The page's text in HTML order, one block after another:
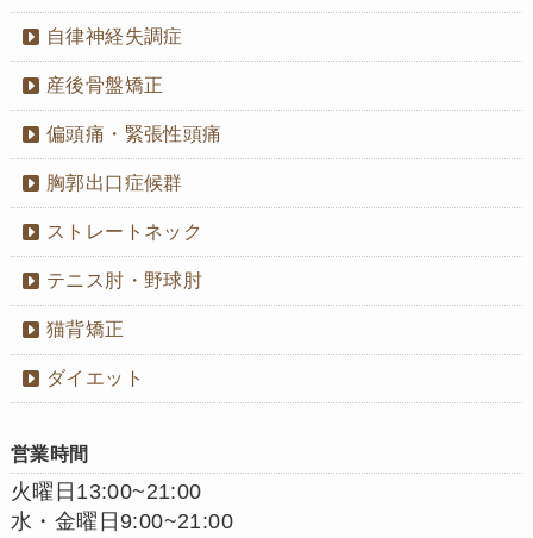
自律神経失調症
産後骨盤矯正
偏頭痛・緊張性頭痛
胸郭出口症候群
ストレートネック
テニス肘・野球肘
猫背矯正
ダイエット
営業時間
火曜日13:00~21:00
水・金曜日9:00~21:00